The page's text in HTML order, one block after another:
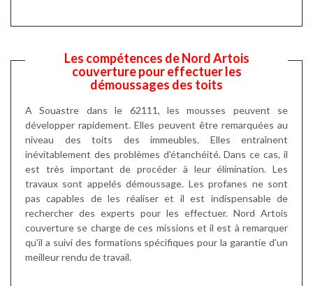
Les compétences de Nord Artois
couverture pour effectuer les
démoussages des toits
A Souastre dans le 62111, les mousses peuvent se
développer rapidement. Elles peuvent être remarquées au
niveau des toits des immeubles. Elles entraînent
inévitablement des problèmes d'étanchéité. Dans ce cas, il
est très important de procéder à leur élimination. Les
travaux sont appelés démoussage. Les profanes ne sont
pas capables de les réaliser et il est indispensable de
rechercher des experts pour les effectuer. Nord Artois
couverture se charge de ces missions et il est à remarquer
qu'il a suivi des formations spécifiques pour la garantie d'un
meilleur rendu de travail.